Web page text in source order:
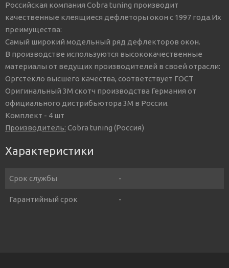
Российская компания Cobra tuning производит
качественные клеящиеся дефлеторы окон с 1997 года.Их
преимущества:
Самый широкий модельный ряд дефлекторов окон.
В производстве используются высококачественные
материалы от ведущих производителей в своей отрасли:
Оргстекло высшего качества, соответствует ГОСТ
Оригинальный 3М скотч производства Германия от
официального дистрибьютора 3М в России.
Комплект - 4 шт
Производитель: Cobra tuning (Россия)
Характеристики
Срок службы -
Гарантийный срок -